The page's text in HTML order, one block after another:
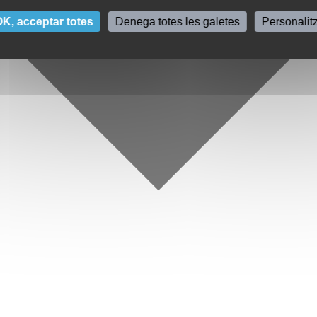
acceptar totes Denega totes les galetes